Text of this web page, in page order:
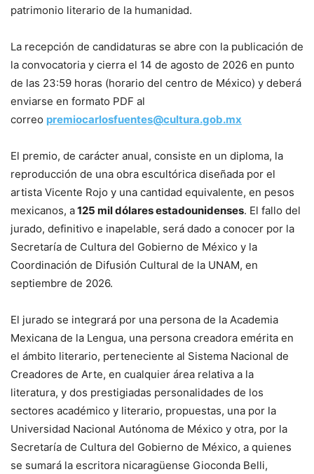
patrimonio literario de la humanidad.
La recepción de candidaturas se abre con la publicación de
la convocatoria y cierra el 14 de agosto de 2026 en punto
de las 23:59 horas (horario del centro de México) y deberá
enviarse en formato PDF al
correo premiocarlosfuentes@cultura.gob.mx
El premio, de carácter anual, consiste en un diploma, la
reproducción de una obra escultórica diseñada por el
artista Vicente Rojo y una cantidad equivalente, en pesos
mexicanos, a125 mil dólares estadounidenses. El fallo del
jurado, definitivo e inapelable, será dado a conocer por la
Secretaría de Cultura del Gobierno de México y la
Coordinación de Difusión Cultural de la UNAM, en
septiembre de 2026.
El jurado se integrará por una persona de la Academia
Mexicana de la Lengua, una persona creadora emérita en
el ámbito literario, perteneciente al Sistema Nacional de
Creadores de Arte, en cualquier área relativa a la
literatura, y dos prestigiadas personalidades de los
sectores académico y literario, propuestas, una por la
Universidad Nacional Autónoma de México y otra, por la
Secretaría de Cultura del Gobierno de México, a quienes
se sumará la escritora nicaragüense Gioconda Belli,